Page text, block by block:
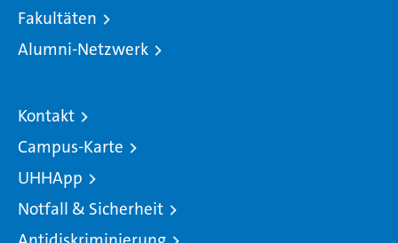
Fakultäten
Alumni-Netzwerk
Kontakt
Campus-Karte
UHHApp
Notfall & Sicherheit